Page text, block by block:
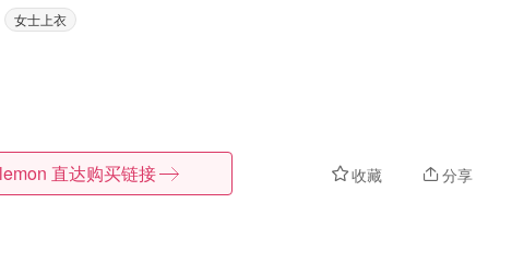
女士上衣
收藏 分享
直达购买链接